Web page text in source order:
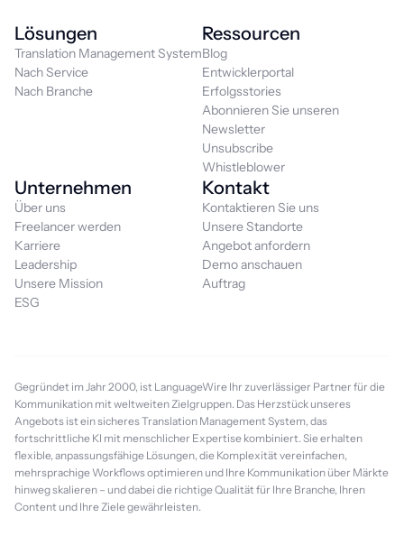
Lösungen
Translation Management System
Nach Service
Nach Branche
Ressourcen
Blog
Entwicklerportal
Erfolgsstories
Abonnieren Sie unseren
Newsletter
Unsubscribe
Whistleblower
Unternehmen
Über uns
Freelancer werden
Karriere
Leadership
Unsere Mission
ESG
Kontakt
Kontaktieren Sie uns
Unsere Standorte
Angebot anfordern
Demo anschauen
Auftrag
Gegründet im Jahr 2000, ist LanguageWire Ihr zuverlässiger Partner für die
Kommunikation mit weltweiten Zielgruppen. Das Herzstück unseres
Angebots ist ein sicheres Translation Management System, das
fortschrittliche KI mit menschlicher Expertise kombiniert. Sie erhalten
flexible, anpassungsfähige Lösungen, die Komplexität vereinfachen,
mehrsprachige Workflows optimieren und Ihre Kommunikation über Märkte
hinweg skalieren – und dabei die richtige Qualität für Ihre Branche, Ihren
Content und Ihre Ziele gewährleisten.